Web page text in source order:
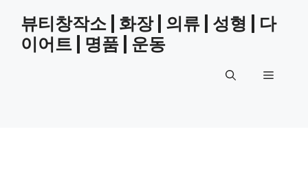
content
뷰티창작소 | 화장 | 의류 | 성형 | 다
이어트 | 명품 | 운동
Menu